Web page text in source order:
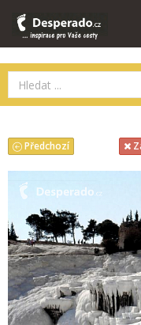
Předchozí